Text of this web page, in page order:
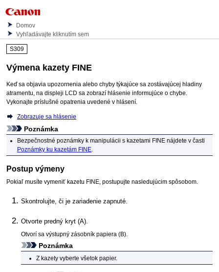
Domov
Vyhľadávajte kliknutím sem
S309
Výmena kazety FINE
Keď sa objavia upozornenia alebo chyby týkajúce sa zostávajúcej hladiny
atramentu, na displeji LCD sa zobrazí hlásenie informujúce o chybe.
Vykonajte príslušné opatrenia uvedené v hlásení.
Zobrazuje sa hlásenie
Poznámka
Bezpečnostné poznámky k manipulácii s kazetami FINE nájdete v časti
Poznámky ku kazetám FINE.
Postup výmeny
Pokiaľ musíte vymeniť kazetu FINE, postupujte nasledujúcim spôsobom.
Skontrolujte, či je zariadenie zapnuté.
Otvortepredný kryt (A).
Otvorí savýstupný zásobník papiera (B).
Poznámka
Z kazetyvyberte všetok papier.